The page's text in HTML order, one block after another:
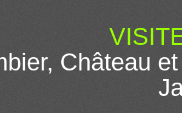
Château